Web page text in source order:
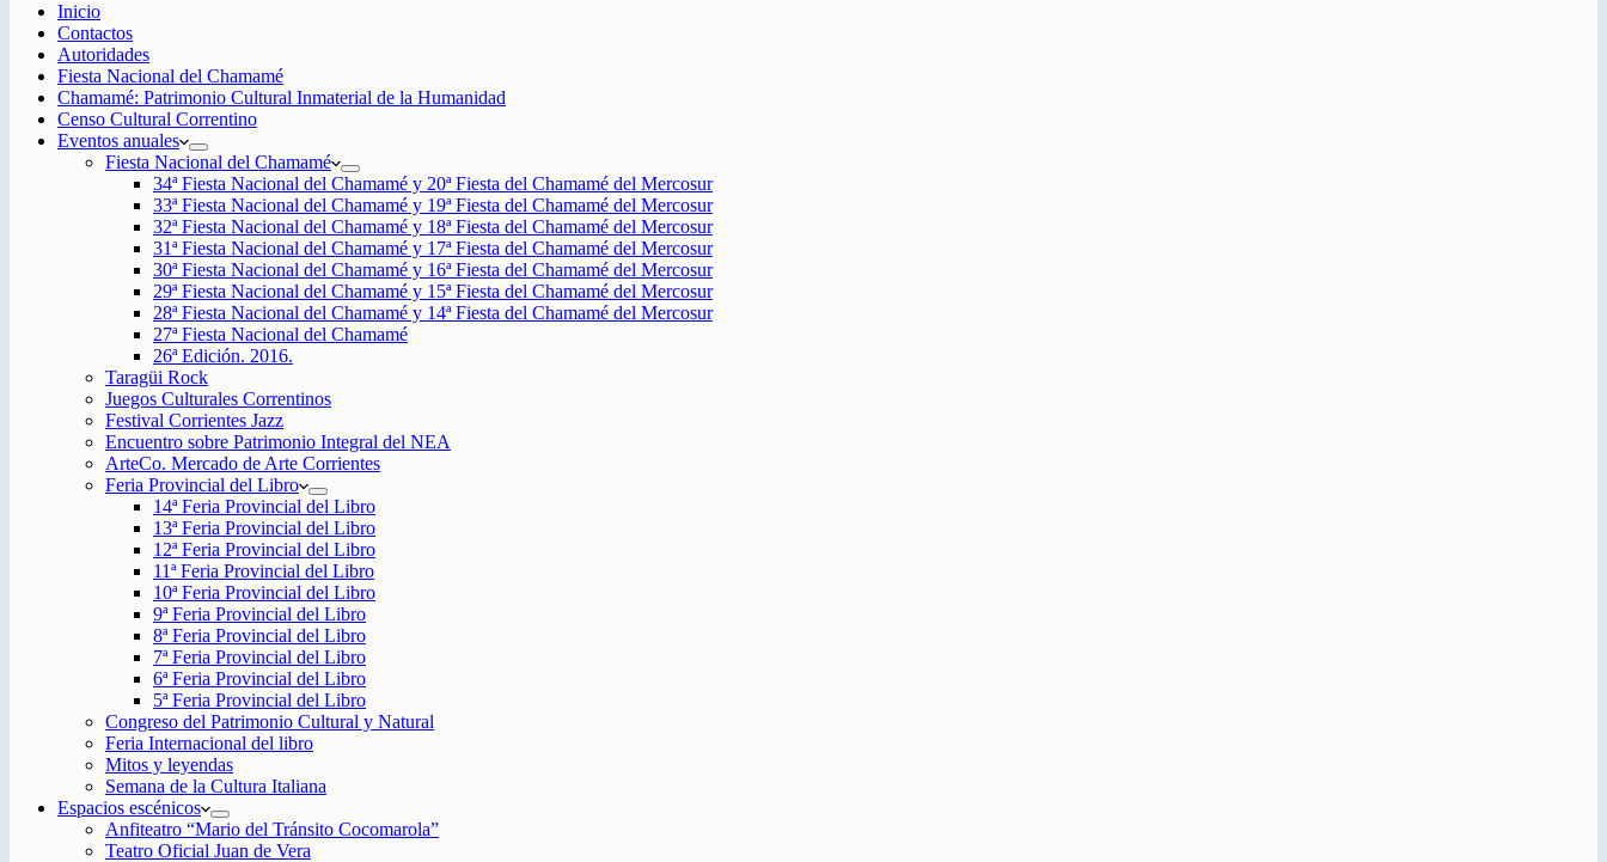
Inicio
Contactos
Autoridades
Fiesta Nacional del Chamamé
Chamamé: Patrimonio Cultural Inmaterial de la Humanidad
Censo Cultural Correntino
Eventos anuales
Fiesta Nacional del Chamamé
34ª Fiesta Nacional del Chamamé y 20ª Fiesta del Chamamé del Mercosur
33ª Fiesta Nacional del Chamamé y 19ª Fiesta del Chamamé del Mercosur
32ª Fiesta Nacional del Chamamé y 18ª Fiesta del Chamamé del Mercosur
31ª Fiesta Nacional del Chamamé y 17ª Fiesta del Chamamé del Mercosur
30ª Fiesta Nacional del Chamamé y 16ª Fiesta del Chamamé del Mercosur
29ª Fiesta Nacional del Chamamé y 15ª Fiesta del Chamamé del Mercosur
28ª Fiesta Nacional del Chamamé y 14ª Fiesta del Chamamé del Mercosur
27ª Fiesta Nacional del Chamamé
26ª Edición. 2016.
Taragüi Rock
Juegos Culturales Correntinos
Festival Corrientes Jazz
Encuentro sobre Patrimonio Integral del NEA
ArteCo. Mercado de Arte Corrientes
Feria Provincial del Libro
14ª Feria Provincial del Libro
13ª Feria Provincial del Libro
12ª Feria Provincial del Libro
11ª Feria Provincial del Libro
10ª Feria Provincial del Libro
9ª Feria Provincial del Libro
8ª Feria Provincial del Libro
7ª Feria Provincial del Libro
6ª Feria Provincial del Libro
5ª Feria Provincial del Libro
Congreso del Patrimonio Cultural y Natural
Feria Internacional del libro
Mitos y leyendas
Semana de la Cultura Italiana
Espacios escénicos
Anfiteatro “Mario del Tránsito Cocomarola”
Teatro Oficial Juan de Vera